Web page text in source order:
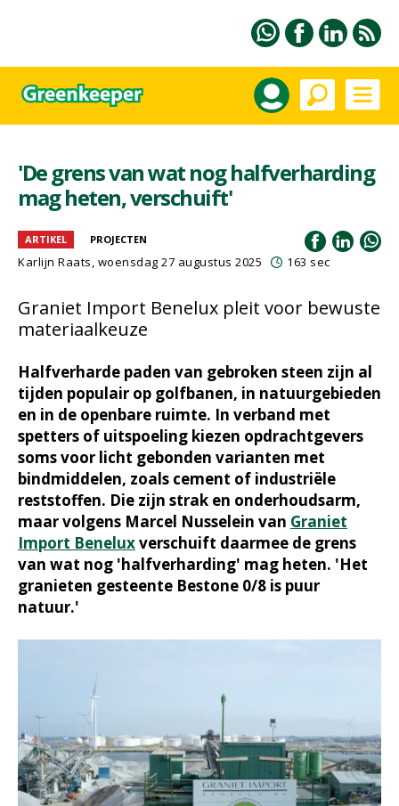
'De grens van wat nog halfverharding
mag heten, verschuift'
ARTIKEL PROJECTEN
Karlijn Raats, woensdag 27 augustus 2025 163 sec
Graniet Import Benelux pleit voor bewuste
materiaalkeuze
Halfverharde paden van gebroken steen zijn al
tijden populair op golfbanen, in natuurgebieden
en in de openbare ruimte. In verband met
spetters of uitspoeling kiezen opdrachtgevers
soms voor licht gebonden varianten met
bindmiddelen, zoals cement of industriële
reststoffen. Die zijn strak en onderhoudsarm,
maar volgens Marcel Nusselein van Graniet
Import Beneluxverschuift daarmee de grens
van wat nog 'halfverharding' mag heten. 'Het
granieten gesteente Bestone 0/8 is puur
natuur.'